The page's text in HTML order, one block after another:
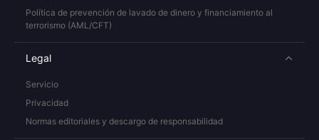
Política de prevención de lavado de dinero y financiamiento al
terrorismo (AML/CFT)
Legal
Servicio
Privacidad
Normas editoriales y descargo de responsabilidad